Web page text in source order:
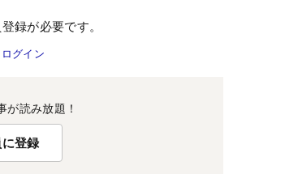
録が必要です。
ログイン
が読み放題！
登録